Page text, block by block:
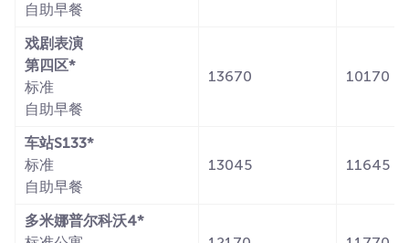
自助早餐
戏剧表演
第四区*
标准
自助早餐
13670 10170
车站S133*
标准
自助早餐
13045 11645
多米娜普尔科沃4*